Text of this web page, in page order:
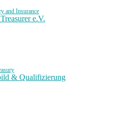
and Insurance
e.V.
& Qualifizierung